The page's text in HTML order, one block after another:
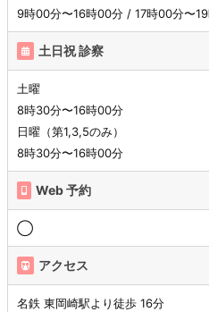
9時00分〜16時00分 / 17時00分〜
土日祝 診察
土曜
8時30分〜16時00分
日曜（第1,3,5のみ）
8時30分〜16時00分
Web 予約
◯
アクセス
名鉄 東岡崎駅より徒歩 16分